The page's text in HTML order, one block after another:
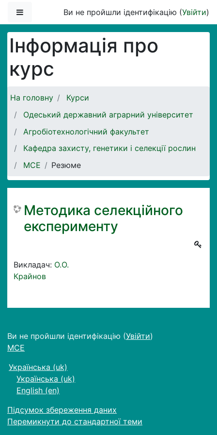
Бокова панельВи не пройшли ідентифікацію (Увійти)
Інформація про
курс
На головну
Курси
Одеський державний аграрний університет
Агробіотехнологічний факультет
Кафедра захисту, генетики і селекції рослин
МСЕ
Резюме
Методика селекційного
експерименту
Викладач: О.О.
Крайнов
Ви не пройшли ідентифікацію (Увійти)
МСЕ
Українська ‎(uk)‎
Українська ‎(uk)‎
English ‎(en)‎
Підсумок збереження даних
Перемикнути до стандартної теми